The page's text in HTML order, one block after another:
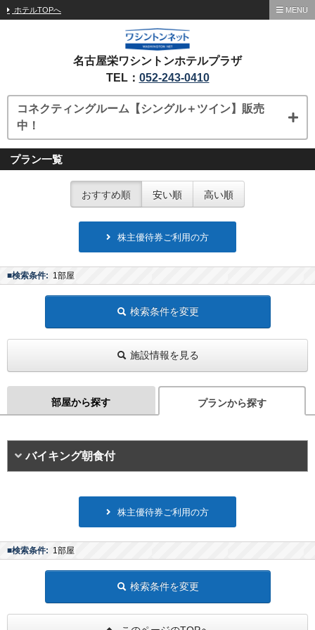
ホテルTOPへ MENU
名古屋栄ワシントンホテルプラザ
TEL： 052-243-0410
コネクティングルーム【シングル＋ツイン】販売
中！
プラン一覧
おすすめ順 安い順 高い順
株主優待券ご利用の方
■検索条件: 1部屋
検索条件を変更
施設情報を見る
部屋から探す プランから探す
バイキング朝食付
株主優待券ご利用の方
■検索条件: 1部屋
検索条件を変更